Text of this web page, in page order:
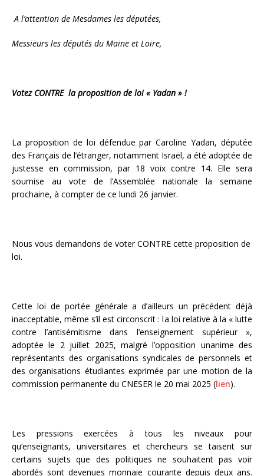
A l’attention de Mesdames les députées,
Messieurs les députés du Maine et Loire,
Votez CONTRE la proposition de loi « Yadan » !
La proposition de loi défendue par Caroline Yadan, députée
des Français de l’étranger, notamment Israël, a été adoptée de
justesse en commission, par 18 voix contre 14. Elle sera
soumise au vote de l’Assemblée nationale la semaine
prochaine, à compter de ce lundi 26 janvier.
Nous vous demandons de voter CONTRE cette proposition de
loi.
Cette loi de portée générale a d’ailleurs un précédent déjà
inacceptable, même s’il est circonscrit : la loi relative à la « lutte
contre l’antisémitisme dans l’enseignement supérieur »,
adoptée le 2 juillet 2025, malgré l’opposition unanime des
représentants des organisations syndicales de personnels et
des organisations étudiantes exprimée par une motion de la
commission permanente du CNESER le 20 mai 2025 (lien).
Les pressions exercées à tous les niveaux pour
qu’enseignants, universitaires et chercheurs se taisent sur
certains sujets que des politiques ne souhaitent pas voir
abordés sont devenues monnaie courante depuis deux ans.